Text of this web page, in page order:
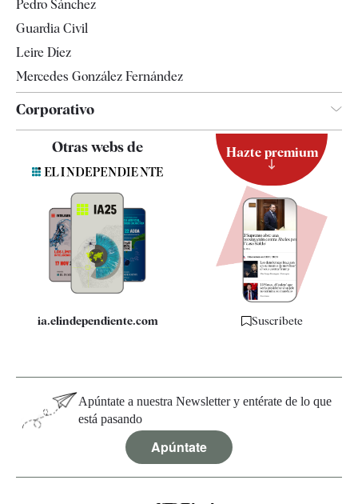
Pedro Sánchez
Guardia Civil
Leire Díez
Mercedes González Fernández
Corporativo
Quiénes somos
Especificaciones
Otras webs de
ia.elindependiente.com
Hazte premium
Suscríbete
Apúntate a nuestra Newsletter y entérate de lo que
está pasando
Apúntate